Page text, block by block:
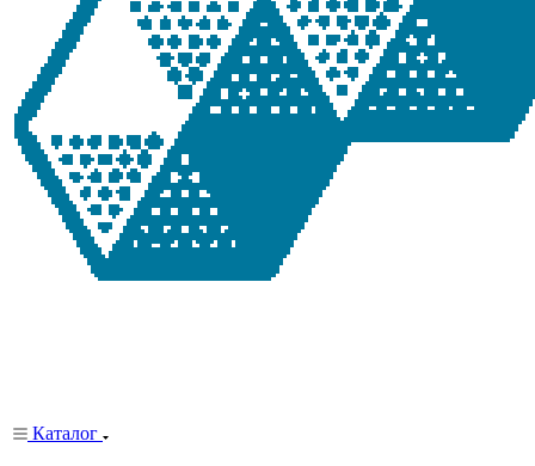
Каталог